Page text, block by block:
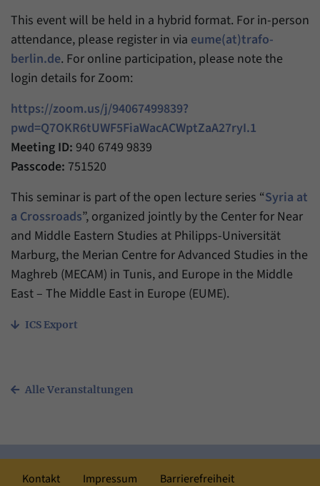
This event will be held in a hybrid format. For in-person
attendance, please register in via eume(at)trafo-
berlin.de. For online participation, please note the
login details for Zoom:
https://zoom.us/j/94067499839?
pwd=Q7OKR6tUWF5FiaWacACWptZaA27ryI.1
Meeting ID: 940 6749 9839
Passcode: 751520
This seminar is part of the open lecture series “Syria at
a Crossroads”, organized jointly by the Center for Near
and Middle Eastern Studies at Philipps-Universität
Marburg, the Merian Centre for Advanced Studies in the
Maghreb (MECAM) in Tunis, and Europe in the Middle
East – The Middle East in Europe (EUME).
ICS Export
Alle Veranstaltungen
Kontakt Impressum Barrierefreiheit